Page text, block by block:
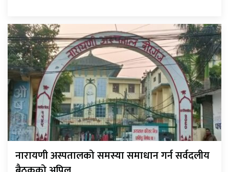
नारायणी अस्पतालको समस्या समाधान गर्न सर्वदलीय